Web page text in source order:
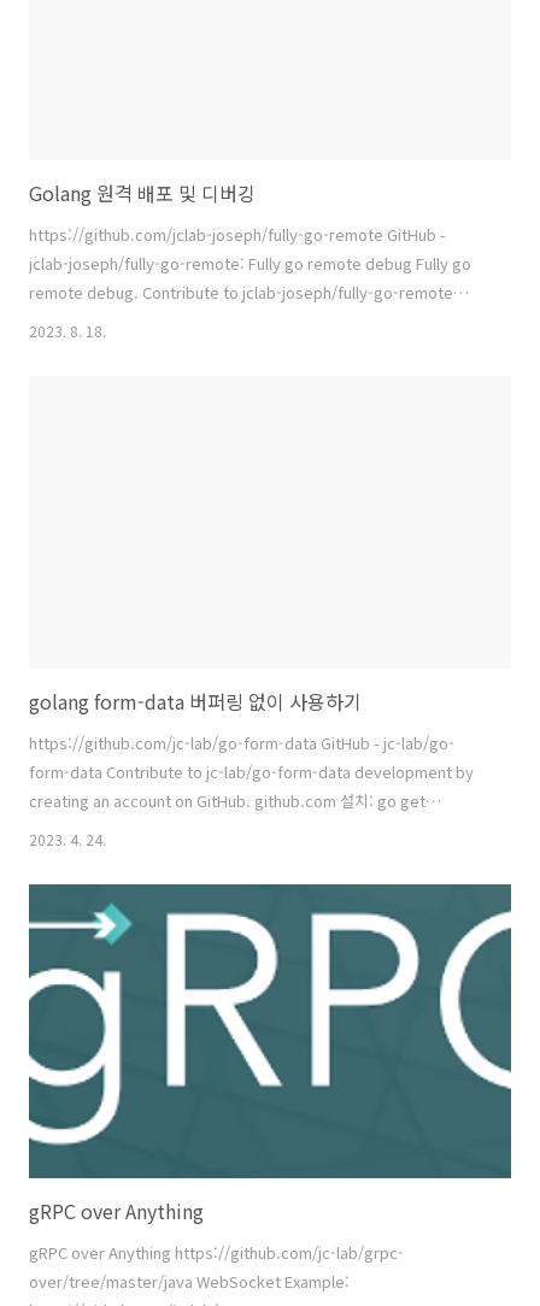
Golang 원격 배포 및 디버깅
https://github.com/jclab-joseph/fully-go-remote GitHub -
jclab-joseph/fully-go-remote: Fully go remote debug Fully go
remote debug. Contribute to jclab-joseph/fully-go-remote
development by creating an account on GitHub. github.com Go
2023. 8. 18.
golang form-data 버퍼링 없이 사용하기
https://github.com/jc-lab/go-form-data GitHub - jc-lab/go-
form-data Contribute to jc-lab/go-form-data development by
creating an account on GitHub. github.com 설치: go get
github.com/jc-lab/go-form-data golang 에서 form-data 을 보내
식으로써, Memory 를 버퍼로 사용한다. 작은 데이터야 문제 없지만 수-
GiB에 다르는 파일을 전송해야 한다면 사용하기 어려운 방식이다. 대체
왜 여기에 대한 명확한 해결책이 없을까... 하다가 라이브러리로 만들었
다. 페이..
2023. 4. 24.
gRPC over Anything
gRPC over Anything https://github.com/jc-lab/grpc-
over/tree/master/java WebSocket Example: